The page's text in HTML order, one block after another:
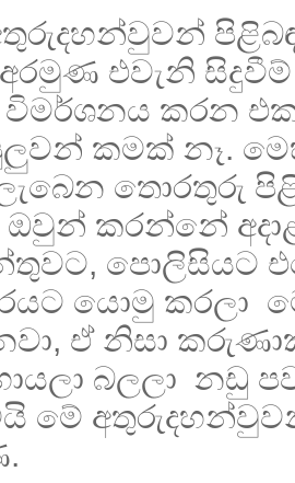
අරමුණ එවැනි
විමර්ශනය කරන
කමක් නෑ.
තොරතුරු
ඔවුන් කරන්නේ
පොලිසියට
යොමු කරලා
ඒ නිසා
බලලා නඩු
මේ